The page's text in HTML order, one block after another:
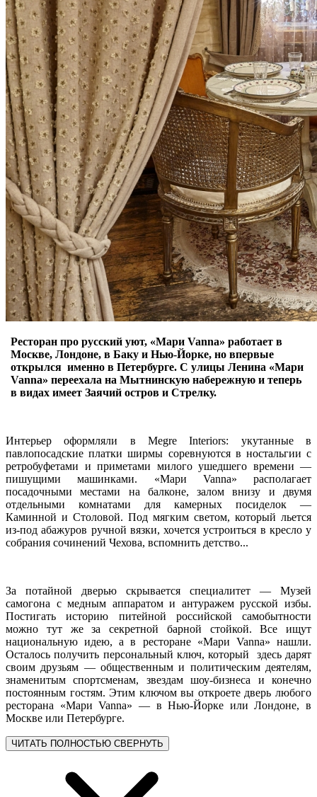
Ресторан про русский уют, «Мари Vanna» работает в
Москве, Лондоне, в Баку и Нью-Йорке, но впервые
открылся именно в Петербурге. С улицы Ленина «Мари
Vanna» переехала на Мытнинскую набережную и теперь
в видах имеет Заячий остров и Стрелку.
Интерьер оформляли в Megre Interiors: укутанные в
павлопосадские платки ширмы соревнуются в ностальгии с
ретробуфетами и приметами милого ушедшего времени ―
пишущими машинками. «Мари Vanna» располагает
посадочными местами на балконе, залом внизу и двумя
отдельными комнатами для камерных посиделок ―
Каминной и Столовой. Под мягким светом, который льется
из-под абажуров ручной вязки, хочется устроиться в кресло у
собрания сочинений Чехова, вспомнить детство...
За потайной дверью скрывается специалитет ― Музей
самогона с медным аппаратом и антуражем русской избы.
Постигать историю питейной российской самобытности
можно тут же за секретной барной стойкой. Все ищут
национальную идею, а в ресторане «Mари Vanna» нашли.
Осталось получить персональный ключ, который здесь дарят
своим друзьям ― общественным и политическим деятелям,
знаменитым спортсменам, звездам шоу-бизнеса и конечно
постоянным гостям. Этим ключом вы откроете дверь любого
ресторана «Мари Vanna» ― в Нью-Йорке или Лондоне, в
Москве или Петербурге.
ЧИТАТЬ ПОЛНОСТЬЮ СВЕРНУТЬ